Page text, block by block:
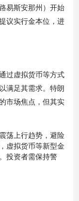
易斯安那州）开始
议实行金本位，进
过虚拟货币等方式
满足其需求。特朗
市场焦点，但其实
荡上行趋势，避险
虚拟货币等新型金
投资者需保持警